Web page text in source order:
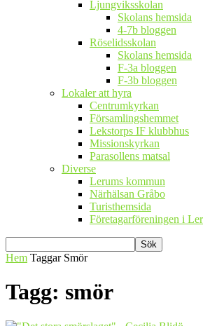
Ljungviksskolan
Skolans hemsida
4-7b bloggen
Röselidsskolan
Skolans hemsida
F-3a bloggen
F-3b bloggen
Lokaler att hyra
Centrumkyrkan
Församlingshemmet
Lekstorps IF klubbhus
Missionskyrkan
Parasollens matsal
Diverse
Lerums kommun
Närhälsan Gråbo
Turisthemsida
Företagarföreningen i
Hem Taggar Smör
Tagg: smör